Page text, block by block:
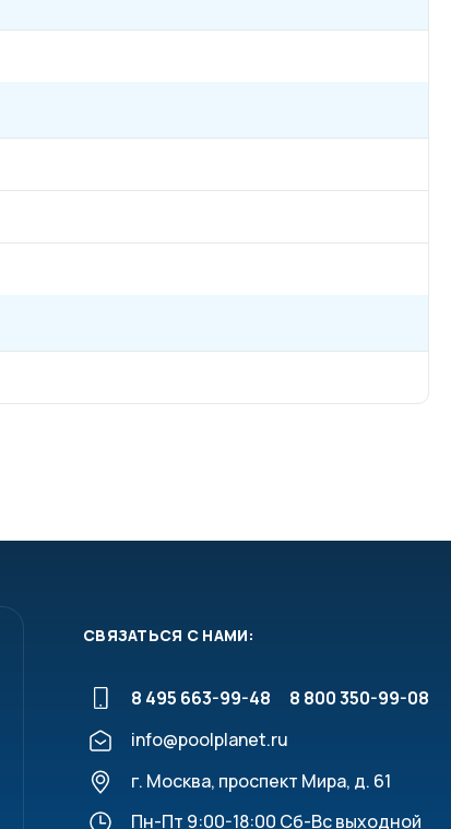
СВЯЗАТЬСЯ С НАМИ:
8 495 663-99-48
8 800 350-99-08
info@poolplanet.ru
г. Москва, проспект Мира, д. 61
Пн-Пт 9:00-18:00 Сб-Вс выходной